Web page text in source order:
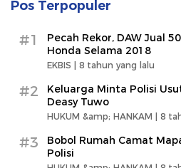
Pos Terpopuler
#1
Pecah Rekor, DAW Jual
Honda Selama 2018
EKBIS | 8 tahun yang lalu
#2
Keluarga Minta Polisi
Deasy Tuwo
HUKUM &amp; HANKAM | 8
#3
Bobol Rumah Camat
Polisi